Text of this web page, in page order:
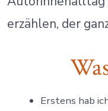
erzählen, der
Erstens hab